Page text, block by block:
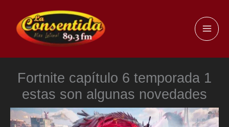
contenido
Fortnite capítulo 6 temporada 1
estas son algunas novedades